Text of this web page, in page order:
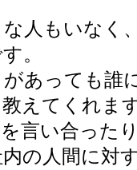
人もいなく
。
あっても誰
えてくれま
言い合った
の人間に対